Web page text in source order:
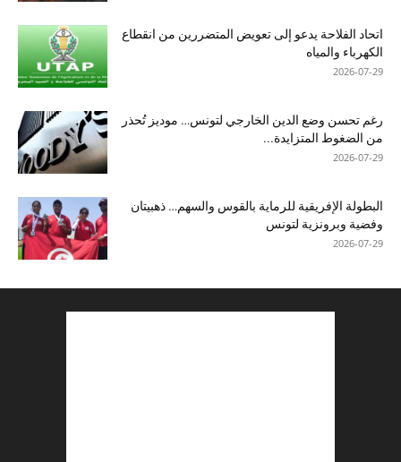
اتحاد الفلاحة يدعو إلى تعويض المتضررين من انقطاع
الكهرباء والمياه
2026-07-29
رغم تحسن وضع الدين الخارجي لتونس… موديز تُحذر
من الضغوط المتزايدة...
2026-07-29
البطولة الإفريقية للرماية بالقوس والسهم… ذهبيتان
وفضية وبرونزية لتونس
2026-07-29